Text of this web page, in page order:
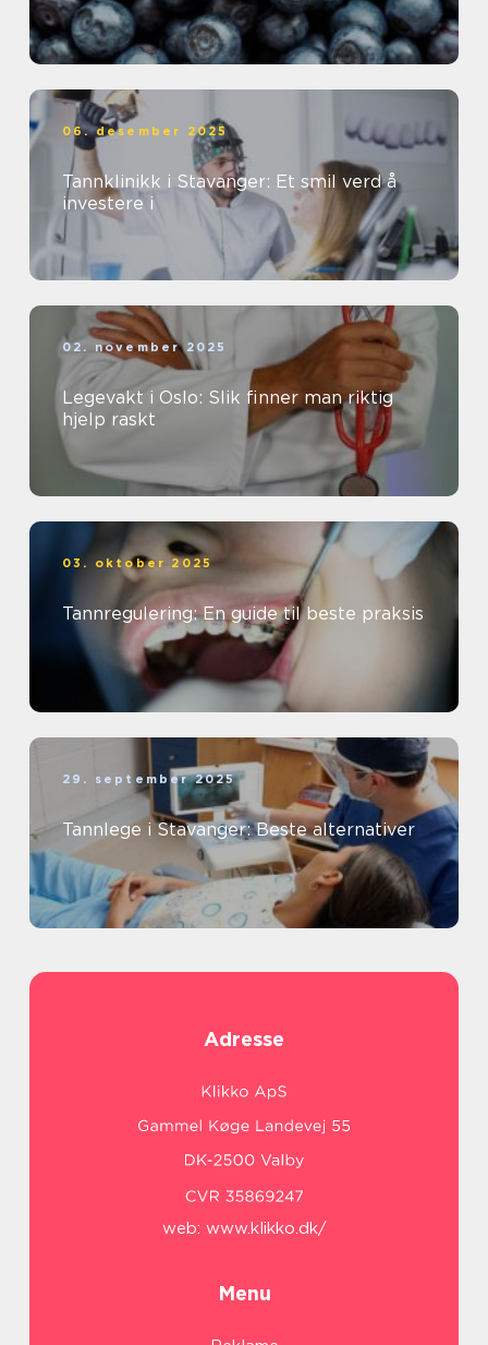
06. desember 2025
Tannklinikk i Stavanger: Et smil verd å
investere i
02. november 2025
Legevakt i Oslo: Slik finner man riktig
hjelp raskt
03. oktober 2025
Tannregulering: En guide til beste praksis
29. september 2025
Tannlege i Stavanger: Beste alternativer
Adresse
web: www.klikko.dk/
Menu